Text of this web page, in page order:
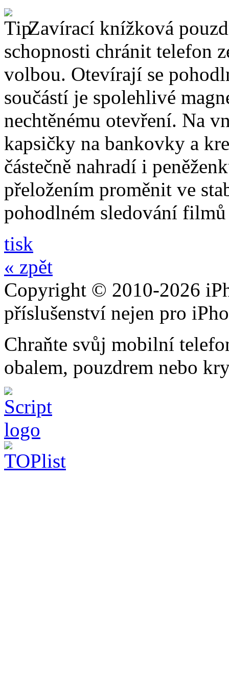
Zavírací knížková
schopnosti chránit telefon
volbou. Otevírají se
součástí je spolehlivé
nechtěnému otevření. Na
kapsičky na bankovky a
částečně nahradí i
přeložením proměnit ve
pohodlném sledování
tisk
« zpět
Copyright © 2010-2026
příslušenství nejen pro
Chraňte svůj mobilní
obalem, pouzdrem nebo